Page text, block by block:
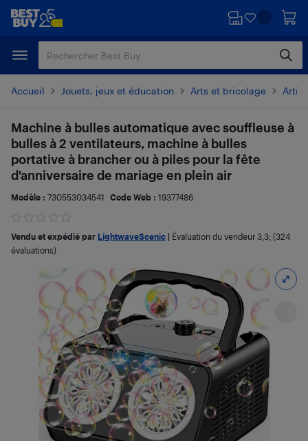
Passer
principal
Passer
Accueil Jouets, jeux et éducation Arts et bricolage
Machine à bulles automatique avec souffleuse à
bulles à 2 ventilateurs, machine à bulles
portative à brancher ou à piles pour la fête
d'anniversaire de mariage en plein air
Modèle : 730553034541 Code Web : 19377486
Vendu et expédié par LightwaveScenic Évaluation du vendeur 3,3; (324
évaluations)